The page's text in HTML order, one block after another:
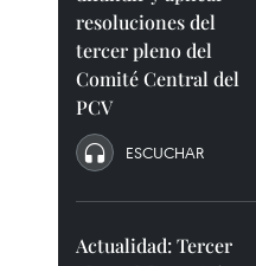
resoluciones del
tercer pleno del
Comité Central del
PCV
ESCUCHAR
Actualidad: Tercer